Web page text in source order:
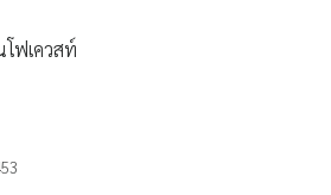
ฟเควสท์